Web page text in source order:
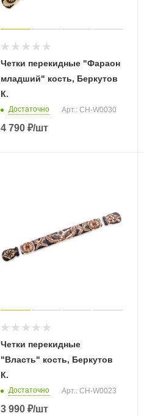
Четки перекидные "Фараон
младший" кость, Беркутов
К.
Достаточно Арт.: CH-W0030
4 790 ₽/шт
Четки перекидные
"Власть" кость, Беркутов
К.
Достаточно Арт.: CH-W0023
3 990 ₽/шт